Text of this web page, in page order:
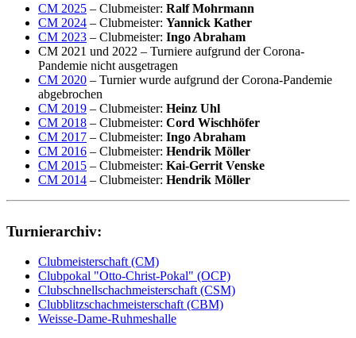
CM 2025 – Clubmeister: Ralf Mohrmann
CM 2024 – Clubmeister: Yannick Kather
CM 2023 – Clubmeister: Ingo Abraham
CM 2021 und 2022 – Turniere aufgrund der Corona-
Pandemie nicht ausgetragen
CM 2020 – Turnier wurde aufgrund der Corona-Pandemie
abgebrochen
CM 2019 – Clubmeister: Heinz Uhl
CM 2018 – Clubmeister: Cord Wischhöfer
CM 2017 – Clubmeister: Ingo Abraham
CM 2016 – Clubmeister: Hendrik Möller
CM 2015 – Clubmeister: Kai-Gerrit Venske
CM 2014 – Clubmeister: Hendrik Möller
Turnierarchiv:
Clubmeisterschaft (CM)
Clubpokal "Otto-Christ-Pokal" (OCP)
Clubschnellschachmeisterschaft (CSM)
Clubblitzschachmeisterschaft (CBM)
Weisse-Dame-Ruhmeshalle